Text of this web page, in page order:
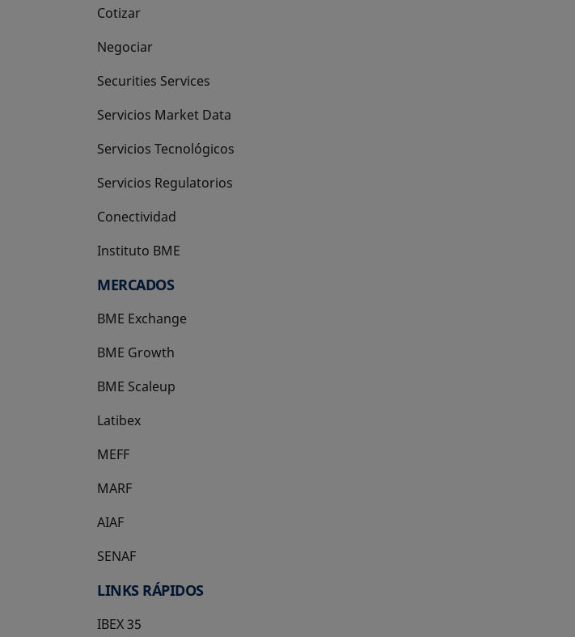
Cotizar
Negociar
Securities Services
Servicios Market Data
Servicios Tecnológicos
Servicios Regulatorios
Conectividad
Instituto BME
se abre en una pestaña nueva
MERCADOS
BME Exchange
BME Growth
se abre en una pestaña nueva
BME Scaleup
se abre en una pestaña nueva
Latibex
se abre en una pestaña nueva
MEFF
se abre en una pestaña nueva
MARF
AIAF
SENAF
LINKS RÁPIDOS
IBEX 35